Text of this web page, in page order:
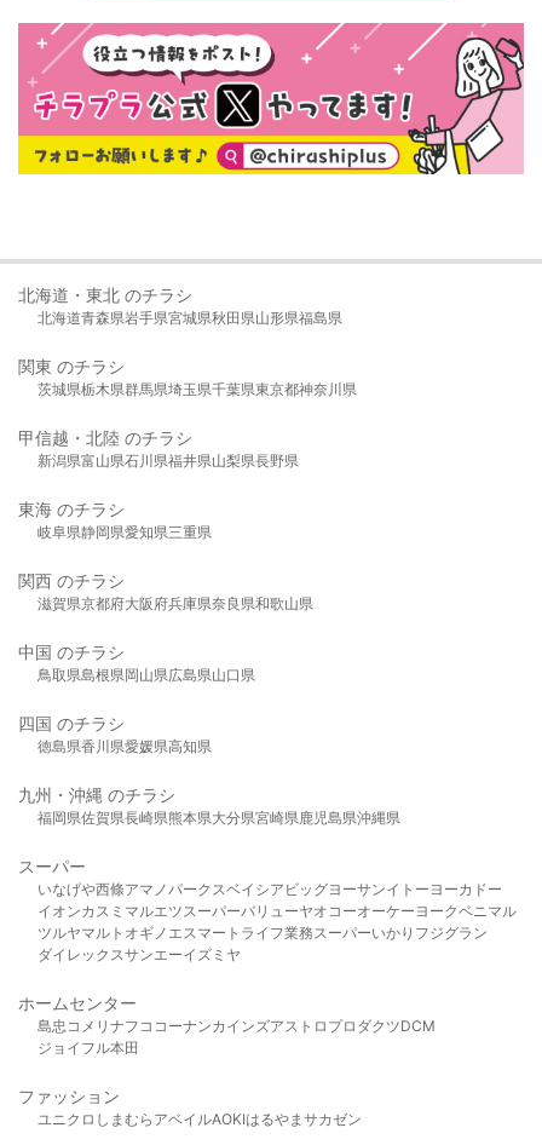
北海道・東北 のチラシ
北海道青森県岩手県宮城県秋田県山形県福島県
関東 のチラシ
茨城県栃木県群馬県埼玉県千葉県東京都神奈川県
甲信越・北陸 のチラシ
新潟県富山県石川県福井県山梨県長野県
東海 のチラシ
岐阜県静岡県愛知県三重県
関西 のチラシ
滋賀県京都府大阪府兵庫県奈良県和歌山県
中国 のチラシ
鳥取県島根県岡山県広島県山口県
四国 のチラシ
徳島県香川県愛媛県高知県
九州・沖縄 のチラシ
福岡県佐賀県長崎県熊本県大分県宮崎県鹿児島県沖縄県
スーパー
いなげや西條アマノパークスベイシア ビッグヨーサンイトーヨーカドー
イオンカスミ マルエツスーパーバリューヤオコーオーケー ヨークベニマル
ツルヤマルト オギノ エスマート ライフ業務スーパーいかり フジグラン
ダイレックスサンエーイズミヤ
ホームセンター
島忠 コメリ ナフコ コーナンカインズアストロプロダクツDCM
ジョイフル本田
ファッション
ユニクロ しまむら アベイルAOKIはるやま サカゼン